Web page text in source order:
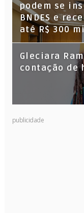
podem se
BNDES e
até R$ 300
Gleciara
contação de
publicidade